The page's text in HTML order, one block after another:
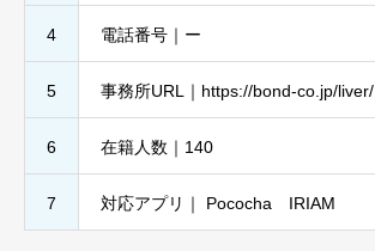
4 電話番号｜ー
5 事務所URL｜https://bond-co.jp/liver/
6 在籍人数｜140
7 対応アプリ｜ Pococha IRIAM